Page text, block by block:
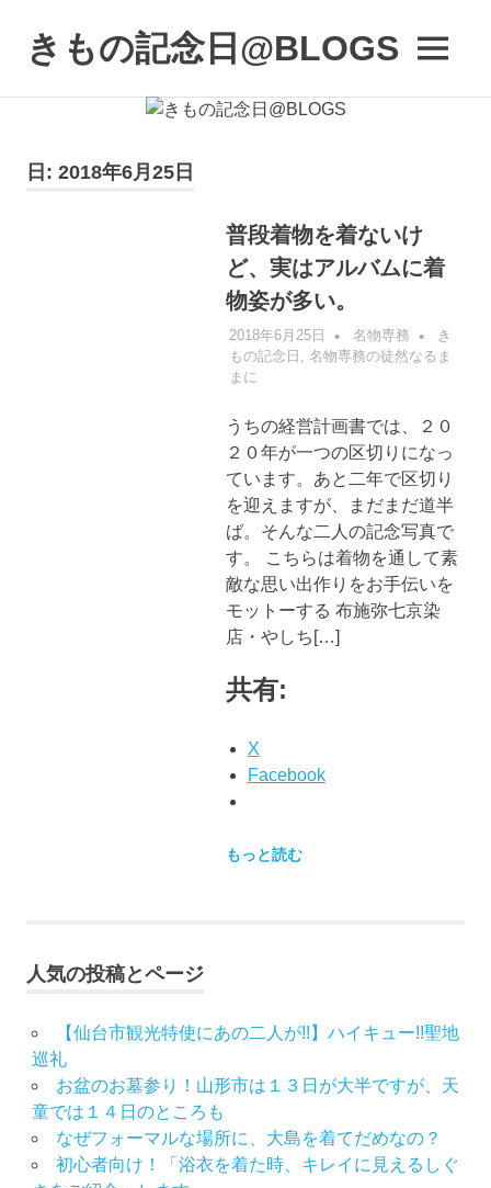
きもの記念日@BLOGS
者
MENU
日: 2018年6月25日
普段着物を着ないけ
ど、実はアルバムに着
物姿が多い。
2018年6月25日 名物専務
き
もの記念日
名物専務の徒然なるま
まに
うちの経営計画書では、２０
２０年が一つの区切りになっ
ています。あと二年で区切り
を迎えますが、まだまだ道半
ば。そんな二人の記念写真で
す。 こちらは着物を通して素
敵な思い出作りをお手伝いを
モットーする 布施弥七京染
店・やしち[…]
共有:
X
Facebook
もっと読む
人気の投稿とページ
【仙台市観光特使にあの二人が!!】ハイキュー!!聖地
巡礼
お盆のお墓参り！山形市は１３日が大半ですが、天
童では１４日のところも
なぜフォーマルな場所に、大島を着てだめなの？
初心者向け！「浴衣を着た時、キレイに見えるしぐ